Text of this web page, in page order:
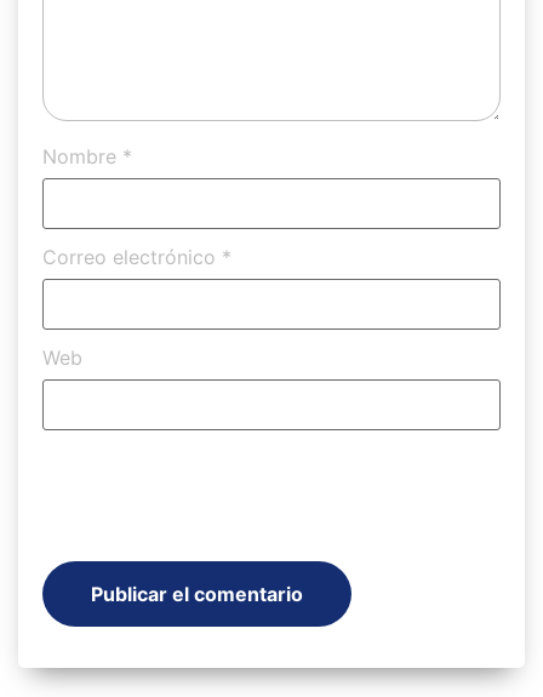
Nombre *
Correo electrónico *
Web